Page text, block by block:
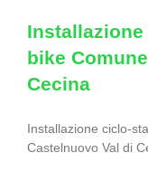
bike
Cecina
Installazione ciclo-
Castelnuovo Val di